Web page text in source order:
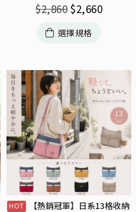
$2,860 $2,660
選擇規格
【熱銷冠軍】日系13格收納